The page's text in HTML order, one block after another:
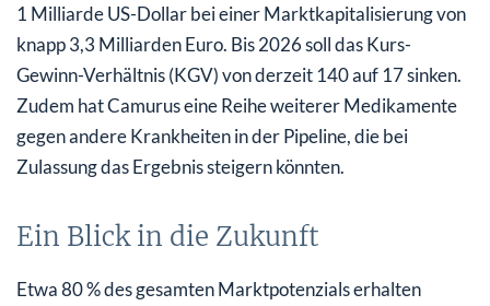
1 Milliarde US-Dollar bei einer Marktkapitalisierung von
knapp 3,3 Milliarden Euro. Bis 2026 soll das Kurs-
Gewinn-Verhältnis (KGV) von derzeit 140 auf 17 sinken.
Zudem hat Camurus eine Reihe weiterer Medikamente
gegen andere Krankheiten in der Pipeline, die bei
Zulassung das Ergebnis steigern könnten.
Ein Blick in die Zukunft
Etwa 80 % des gesamten Marktpotenzials erhalten